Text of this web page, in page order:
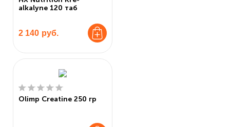
alkalyne 120 таб
2 140 руб.
Olimp Creatine 250 гр